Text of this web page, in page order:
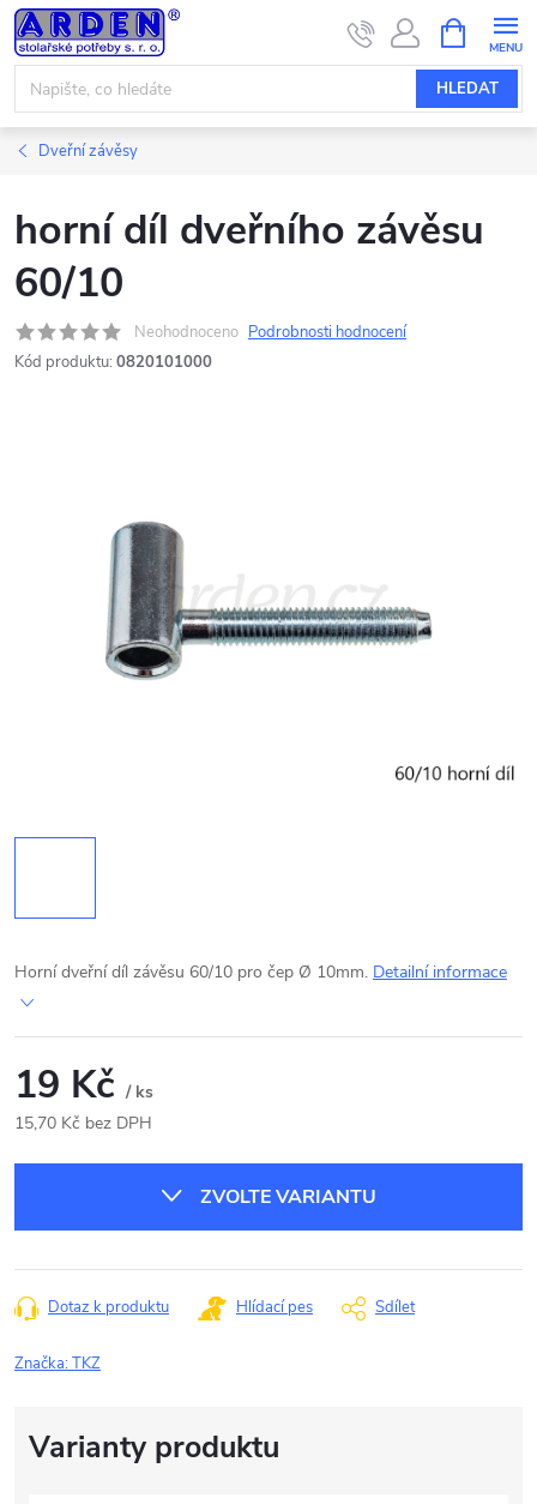
Přejít
na
obsah
HLEDAT
NÁKUPNÍ
KOŠÍK
Dveřní závěsy
horní díl dveřního závěsu
60/10
Neohodnoceno Podrobnosti hodnocení
Kód produktu: 0820101000
Horní dveřní díl závěsu 60/10 pro čep Ø 10mm. Detailní informace
19 Kč / ks
15,70 Kč bez DPH
ZVOLTE VARIANTU
Dotaz k produktu Hlídací pes Sdílet
Značka:TKZ